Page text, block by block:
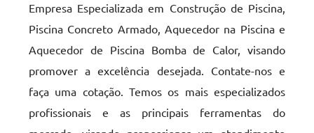
Empresa Especializada em Construção de Piscina,
Piscina Concreto Armado, Aquecedor na Piscina e
Aquecedor de Piscina Bomba de Calor, visando
promover a excelência desejada. Contate-nos e
faça uma cotação. Temos os mais especializados
profissionais e as principais ferramentas do